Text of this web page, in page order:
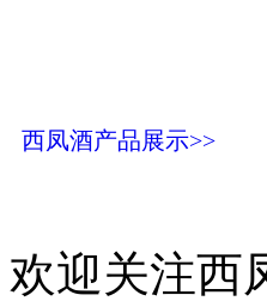
西凤酒产品展示>>
欢迎关注西